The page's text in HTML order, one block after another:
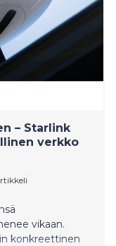
– Starlink
verkko
vikaan.
konkreettinen